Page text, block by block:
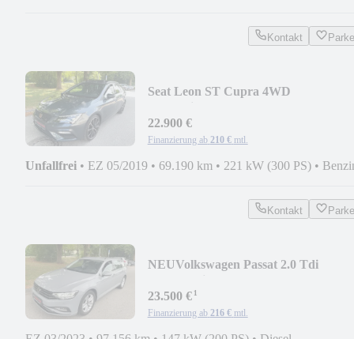
Kontakt
Seat Leon ST Cupra 4WD
22.900 €
Finanzierung ab 210 € mtl.
Unfallfrei • EZ 05/2019 • 69.190 km • 221 kW (300 PS) •
Kontakt
NEUVolkswagen Passat 2.0 Tdi
23.500 €¹
Finanzierung ab 216 € mtl.